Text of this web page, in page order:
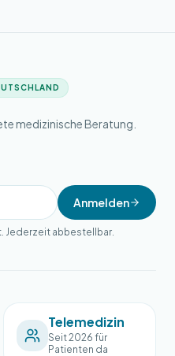
medizinische Beratung.
Anmelden
Jederzeit abbestellbar.
Telemedizin
Seit 2026 für
Patienten da